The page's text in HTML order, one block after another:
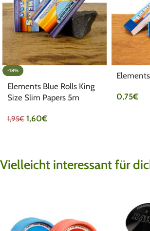
-18%
Elements Blue Rolls King
Size Slim Papers 5m
1,95€ 1,60€
0,75€
Vielleicht interessant für